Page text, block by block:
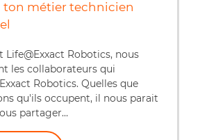
ton métier technicien
Life@Exxact Robotics, nous
les collaborateurs qui
Robotics. Quelles que
qu'ils occupent, il nous parait
partager…